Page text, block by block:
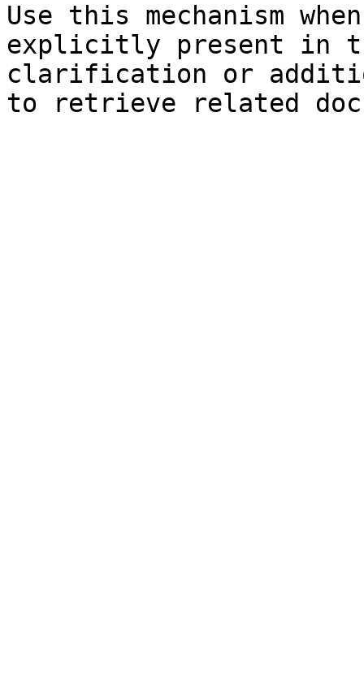
Use this mechanism
explicitly present in
clarification or